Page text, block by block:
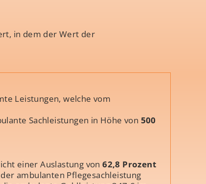
in dem der Wert der
Leistungen, welche vom
Sachleistungen in Höhe von 500
einer Auslastung von62,8 Prozent
ambulanten Pflegesachleistung